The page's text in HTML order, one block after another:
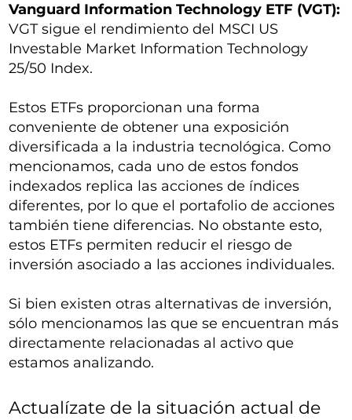
Vanguard Information Technology ETF (VGT):
VGT sigue el rendimiento del MSCI US
Investable Market Information Technology
25/50 Index.
Estos ETFs proporcionan una forma
conveniente de obtener una exposición
diversificada a la industria tecnológica. Como
mencionamos, cada uno de estos fondos
indexados replica las acciones de índices
diferentes, por lo que el portafolio de acciones
también tiene diferencias. No obstante esto,
estos ETFs permiten reducir el riesgo de
inversión asociado a las acciones individuales.
Si bien existen otras alternativas de inversión,
sólo mencionamos las que se encuentran más
directamente relacionadas al activo que
estamos analizando.
Actualízate de la situación actual de